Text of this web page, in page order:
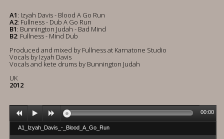
A1: Izyah Davis - Blood A Go Run
A2: Fullness - Dub A Go Run
B1: Bunnington Judah - Bad Mind
B2: Fullness - Mind Dub
Produced and mixed by Fullness at Karnatone Studio
Vocals by Izyah Davis
Vocals and kete drums by Bunnington Judah
UK
2012
A1_Izyah_Davis_-_Blood_A_Go_Run
00:00